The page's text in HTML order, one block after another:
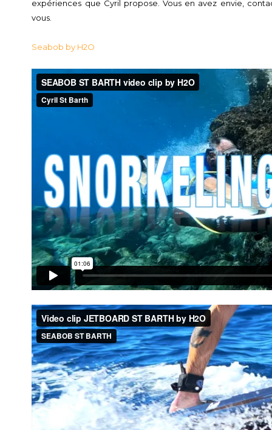
expériences que Cyril propose. Vous en avez envie,
vous.
Seabob by H2O